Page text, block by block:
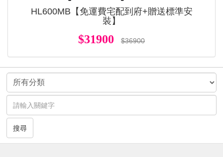
HL600MB【免運費宅配到府+贈送標準安
裝】
$31900 $36900
搜尋